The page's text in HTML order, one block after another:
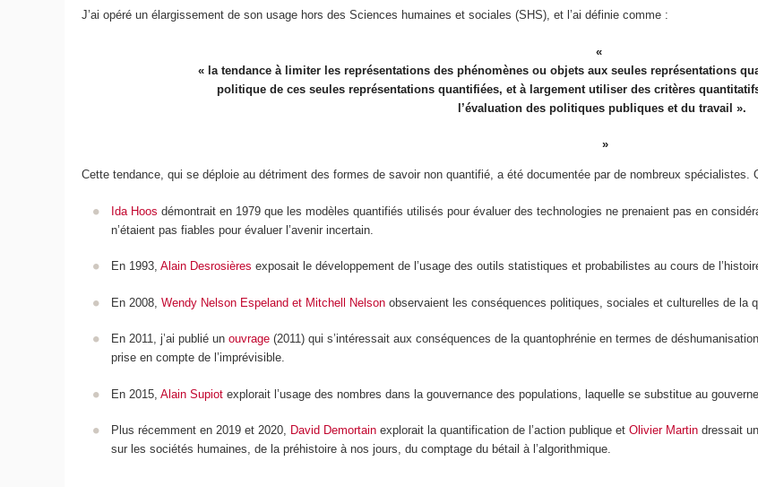
J’ai opéré un élargissement de son usage hors des Sciences humaines et sociales (SHS), et l’ai définie comme :
« la tendance à limiter les représentations des phénomènes ou objets aux seules représentations
politique de ces seules représentations quantifiées, et à largement utiliser des critères
l’évaluation des politiques publiques et du travail ».
Cette tendance, qui se déploie au détriment des formes de savoir non quantifié, a été documentée par de nombreux
Ida Hoos démontrait en 1979 que les modèles quantifiés utilisés pour évaluer des technologies ne prenaient pas en
n’étaient pas fiables pour évaluer l’avenir incertain.
En 1993, Alain Desrosières exposait le développement de l’usage des outils statistiques et probabilistes au cours de
En 2008, Wendy Nelson Espeland et Mitchell Nelsonobservaient les conséquences politiques, sociales et culturelles de la
En 2011, j’ai publié un ouvrage(2011) qui s’intéressait aux conséquences de la quantophrénie en termes de
prise en compte de l’imprévisible.
En 2015, Alain Supiotexplorait l’usage des nombres dans la gouvernance des populations, laquelle se substitue au
Plus récemment en 2019 et 2020, David Demortainexplorait la quantification de l’action publique et Olivier Martindressait
sur les sociétés humaines, de la préhistoire à nos jours, du comptage du bétail à l’algorithmique.